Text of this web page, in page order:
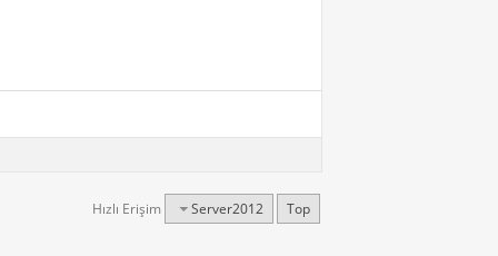
Hızlı Erişim Server2012 Top